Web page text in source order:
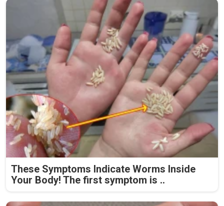
These Symptoms Indicate Worms Inside
Your Body! The first symptom is ..